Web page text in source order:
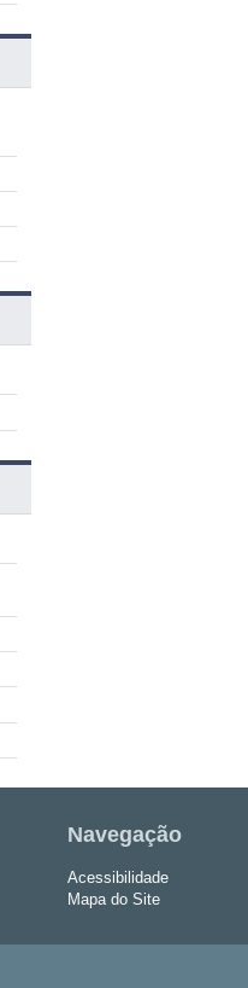
Navegação
Acessibilidade
Mapa do Site